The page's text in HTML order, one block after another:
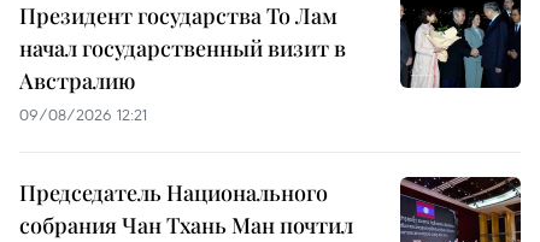
Президент государства То Лам
начал государственный визит в
Австралию
09/08/2026 12:21
Председатель Национального
собрания Чан Тхань Ман почтил